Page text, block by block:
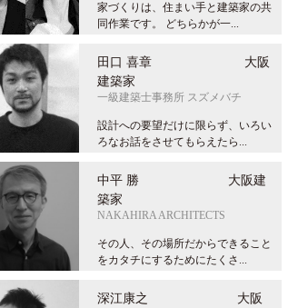
家づくりは、住まい手と建築家の共
同作業です。 どちらかが一...
田口 喜章 大阪
建築家
一級建築士事務所 スズメバチ
設計への要望だけに限らず、いろい
ろなお話をさせてもらえたら...
中平 勝 大阪建
築家
NAKAHIRA ARCHITECTS
その人、その場所だからできること
をカタチにするためにたくさ...
深江康之 大阪